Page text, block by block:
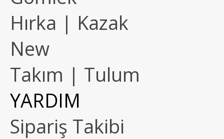
Hırka | Kazak
New
Takım | Tulum
YARDIM
Sipariş Takibi